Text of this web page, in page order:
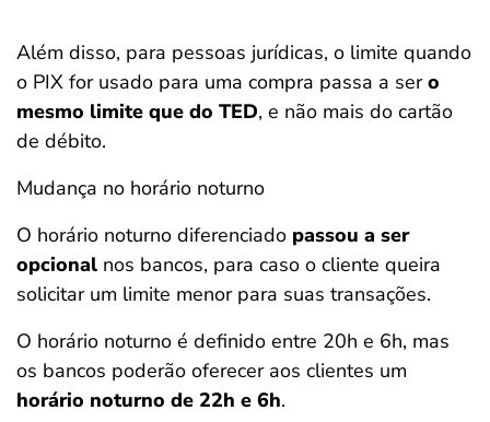
Além disso, para pessoas jurídicas, o limite quando
o PIX for usado para uma compra passa a sero
mesmo limite que do TED, e não mais do cartão
de débito.
Mudança no horário noturno
O horário noturno diferenciado passou a ser
opcional nos bancos, para caso o cliente queira
solicitar um limite menor para suas transações.
O horário noturno é definido entre 20h e 6h, mas
os bancos poderão oferecer aos clientes um
horário noturno de 22h e 6h.